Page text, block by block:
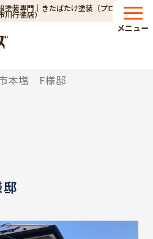
塗装専門｜きたばたけ塗装（プロタイム
川行徳店）
メニュー
本塩 F様邸